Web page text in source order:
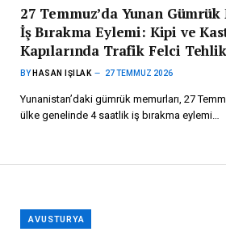
27 Temmuz’da Yunan
İş Bırakma Eylemi: Kipi ve
Kapılarında Trafik Felci
BY HASAN IŞILAK 27 TEMMUZ 2026
Yunanistan’daki gümrük memurları, 27
ülke genelinde 4 saatlik iş bırakma eylemi…
AVUSTURYA